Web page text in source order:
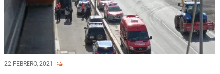
22 FEBRERO, 2021